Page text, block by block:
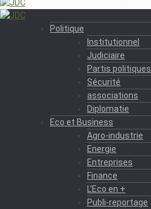
Politique
Institutionnel
Judiciaire
Partis politiques
Sécurité
associations
Diplomatie
Eco et Business
Agro-industrie
Energie
Entreprises
Finance
L’Eco en +
Publi-reportage